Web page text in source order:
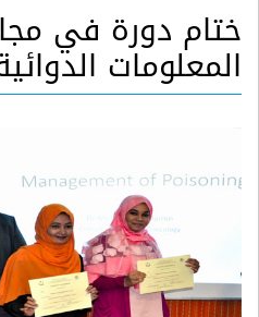
ختام دورة في
المعلومات